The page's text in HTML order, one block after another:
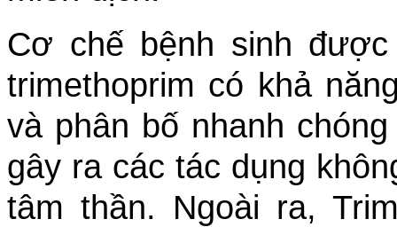
Cơ chế bệnh sinh
trimethoprim có khả
và phân bố nhanh
gây ra các tác dụng
tâm thần. Ngoài ra,